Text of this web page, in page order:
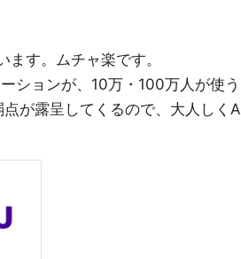
す。ムチャ楽です。
ションが、10万・100万人が使
が露呈してくるので、大人しく